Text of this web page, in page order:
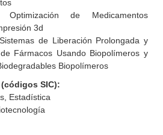
de Medicamentos
3d
de Liberación Prolongada y
Fármacos Usando Biopolímeros y
Biopolímeros
SIC):
Estadística